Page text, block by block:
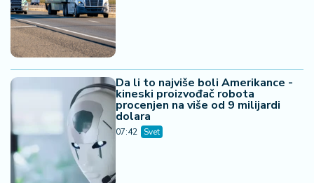
Da li to najviše boli Amerikance -
kineski proizvođač robota
procenjen na više od 9 milijardi
dolara
07:42 Svet